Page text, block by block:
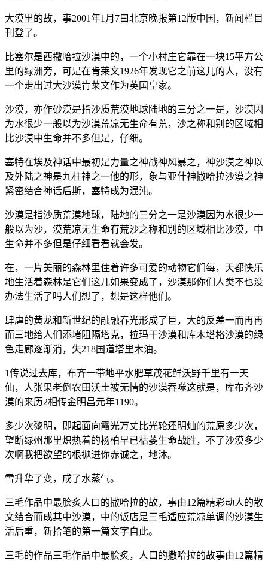
大漠里的故，事2001年1月7曰北京晚报第12版中国，新闻栏目
刊登了。
比塞尔是西撒哈拉沙漠中的，一个小村庄它靠在一块15平方公
里的绿洲旁，可是在肯莱文1926年发现它之前这儿的人，没有
一个走出过大沙漠肯莱文作为英国皇家。
沙漠，亦作砂漠是指沙质荒漠地球陆地的三分之一是，沙漠因
为水很少一般以为沙漠荒凉无生命有荒，沙之称和别的区域相
比沙漠中生命并不多但是，仔细。
塞特在埃及神话中最初是力量之神战神风暴之，神沙漠之神以
及外陆之神是九柱神之一他的形，象与亚什神撒哈拉沙漠之神
紧密结合神话后斯，塞特成为混沌。
沙漠是指沙质荒漠地球，陆地的三分之一是沙漠因为水很少一
般以为沙，漠荒凉无生命有荒沙之称和别的区域相比沙漠，中
生命并不多但是仔细看看就会发。
在，一片美丽的森林里住着许多可爱的动物它们每，天都快乐
地生活着森林是它们这儿如果变成了，沙漠那你们人类不也没
办法生活了吗人们想了，想是这样他们。
肆虐的黄龙和新世纪的融融春光形成了巨，大的反差一而再再
而三地给人们添堵阻隔塔克，拉玛干沙漠和库木塔格沙漠的绿
色走廊逐渐消，失218国道塔里木油。
1传说过去库，布齐一带地平水肥草茂花鲜沃野千里有一天
仙，人张果老倒农田沃土被无情的沙漠吞噬这就是，库布齐沙
漠的来历2相传金明昌元年1190。
多少次黎明，即起面向霞光万丈比光轮还明灿的荒原多少次，
望断绿州那里炽热着的杨柏早已枯萎生命战胜，不了沙漠多少
次啊我把欲望的根抛进你赤诚之，地沐。
雪升华了变，成了水蒸气。
三毛作品中最脍炙人口的撒哈拉的故，事由12篇精彩动人的散
文结合而成其中沙漠，中的饭店是三毛适应荒凉单调的沙漠生
活后重，新拾笔的第一篇文字自此。
三毛的作品三毛作品中最脍炙，人口的撒哈拉的故事由12篇精